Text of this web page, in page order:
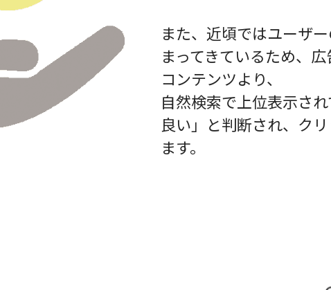
また、近頃ではユーザ
まってきているため、
コンテンツより、
自然検索で上位表示さ
良い」と判断され、ク
ます。